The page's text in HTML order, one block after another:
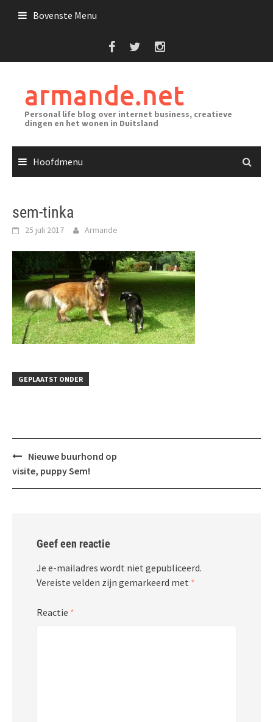
Bovenste Menu
armande.net
Personal life blog over internet business, creatieve
dingen en het wonen in Duitsland
Hoofdmenu
sem-tinka
25 juli 2017 Armande
GEPLAATST ONDER
Bericht
navigatie
Nieuwe buurhond op
visite, puppy Sem!
Geef een reactie
Je e-mailadres wordt niet gepubliceerd.
Vereiste velden zijn gemarkeerd met *
Reactie *